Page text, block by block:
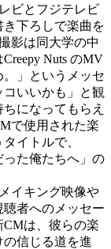
ビとフジテレビ
き下ろしで楽曲を
影は同大学の中
Nuts のMV
」というメッセ
いいかも」と観
になってもらえ
で使用された楽
イトルで、
った俺たちへ」の
イキング映像や
聴者へのメッセー
は、彼らの楽
信じる道を進